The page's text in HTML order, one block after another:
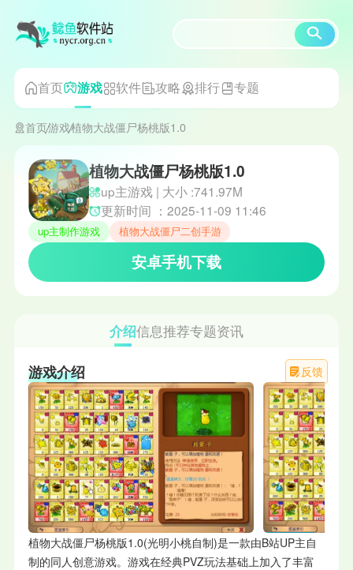
首页 游戏 软件 攻略 排行 专题
首页游戏植物大战僵尸杨桃版1.0
植物大战僵尸杨桃版1.0
up主游戏 | 大小 :741.97M
更新时间 ：2025-11-09 11:46
up主制作游戏 植物大战僵尸二创手游
安卓手机下载
介绍信息推荐专题资讯
反馈
游戏介绍
植物大战僵尸杨桃版1.0(光明小桃自制)是一款由B站UP主自
制的同人创意游戏。游戏在经典PVZ玩法基础上加入了丰富